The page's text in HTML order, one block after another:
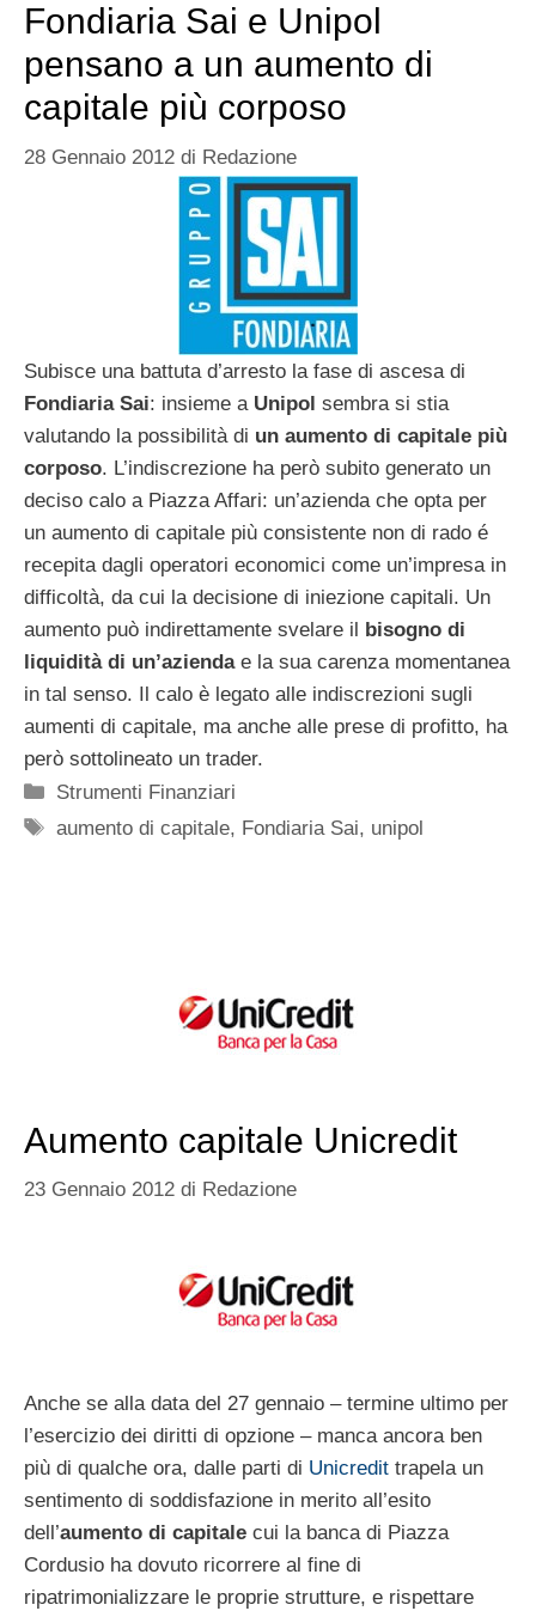
Fondiaria Sai e Unipol
pensano a un aumento di
capitale più corposo
28 Gennaio 2012 di Redazione
Subisce una battuta d’arresto la fase di ascesa di
Fondiaria Sai: insieme a Unipol sembra si stia
valutando la possibilità di un aumento di capitale più
corposo. L’indiscrezione ha però subito generato un
deciso calo a Piazza Affari: un’azienda che opta per
un aumento di capitale più consistente non di rado é
recepita dagli operatori economici come un’impresa in
difficoltà, da cui la decisione di iniezione capitali. Un
aumento può indirettamente svelare il bisogno di
liquidità di un’aziendae la sua carenza momentanea
in tal senso. Il calo è legato alle indiscrezioni sugli
aumenti di capitale, ma anche alle prese di profitto, ha
però sottolineato un trader.
Categorie
Strumenti Finanziari
Tag
aumento di capitale, Fondiaria Sai, unipol
Aumento capitale Unicredit
23 Gennaio 2012 di Redazione
Anche se alla data del 27 gennaio – termine ultimo per
l’esercizio dei diritti di opzione – manca ancora ben
più di qualche ora, dalle parti di Unicredit trapela un
sentimento di soddisfazione in merito all’esito
dell’aumento di capitale cui la banca di Piazza
Cordusio ha dovuto ricorrere al fine di
ripatrimonializzare le proprie strutture, e rispettare